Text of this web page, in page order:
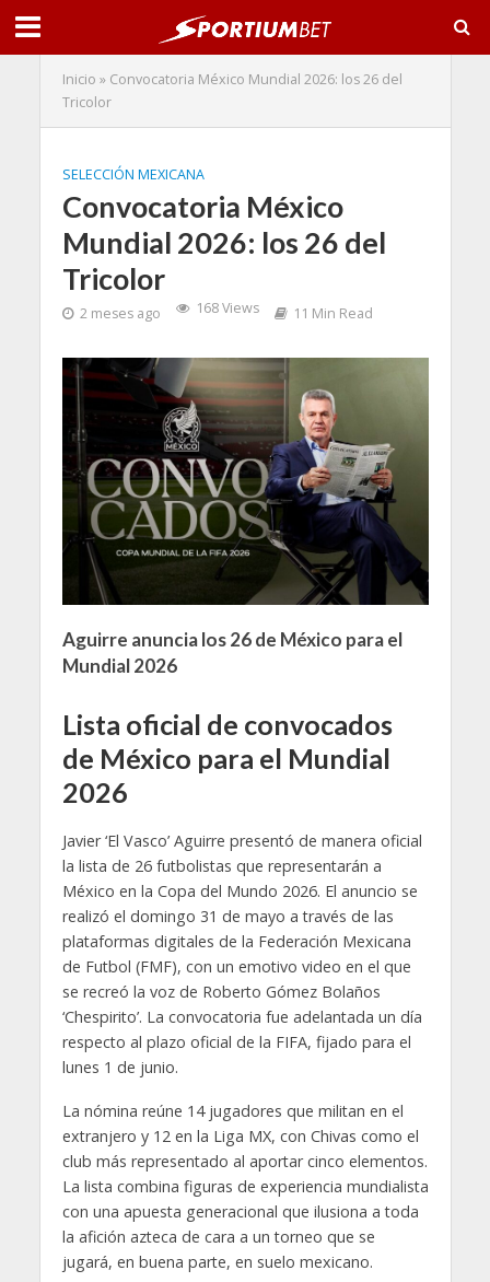
Inicio » Convocatoria México Mundial 2026: los 26 del
Tricolor
SELECCIÓN MEXICANA
Convocatoria México
Mundial 2026: los 26 del
Tricolor
2 meses ago 168 Views 11 Min Read
Aguirre anuncia los 26 de México para el
Mundial 2026
Lista oficial de convocados
de México para el Mundial
2026
Javier ‘El Vasco’ Aguirre presentó de manera oficial
la lista de 26 futbolistas que representarán a
México en la Copa del Mundo 2026. El anuncio se
realizó el domingo 31 de mayo a través de las
plataformas digitales de la Federación Mexicana
de Futbol (FMF), con un emotivo video en el que
se recreó la voz de Roberto Gómez Bolaños
‘Chespirito’. La convocatoria fue adelantada un día
respecto al plazo oficial de la FIFA, fijado para el
lunes 1 de junio.
La nómina reúne 14 jugadores que militan en el
extranjero y 12 en la Liga MX, con Chivas como el
club más representado al aportar cinco elementos.
La lista combina figuras de experiencia mundialista
con una apuesta generacional que ilusiona a toda
la afición azteca de cara a un torneo que se
jugará, en buena parte, en suelo mexicano.